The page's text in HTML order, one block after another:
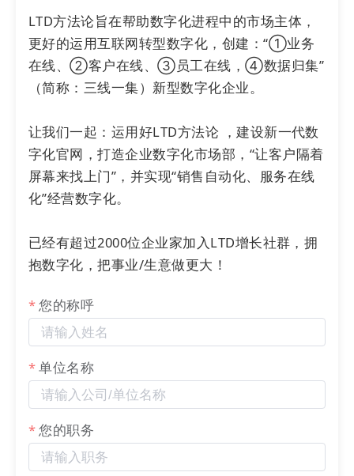
销获客。
LTD方法论旨在帮助数字化进程中的市场主体，
更好的运用互联网转型数字化，创建：“①业务
在线、②客户在线、③员工在线，④数据归集”
（简称：三线一集）新型数字化企业。
让我们一起：运用好LTD方法论 ，建设新一代数
字化官网，打造企业数字化市场部，“让客户隔着
屏幕来找上门”，并实现“销售自动化、服务在线
化”经营数字化。
已经有超过2000位企业家加入LTD增长社群，拥
抱数字化，把事业/生意做更大！
您的称呼
单位名称
您的职务